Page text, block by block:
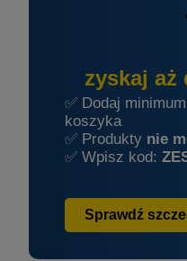
zyskaj aż
✅ Dodaj minimum
koszyka
✅ Produkty nie
✅ Wpisz kod:
Sprawdź